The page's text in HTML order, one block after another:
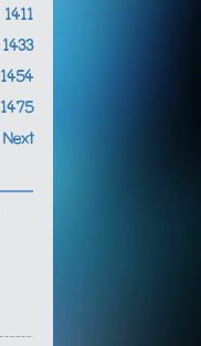
1411
1433
1454
1475
Next